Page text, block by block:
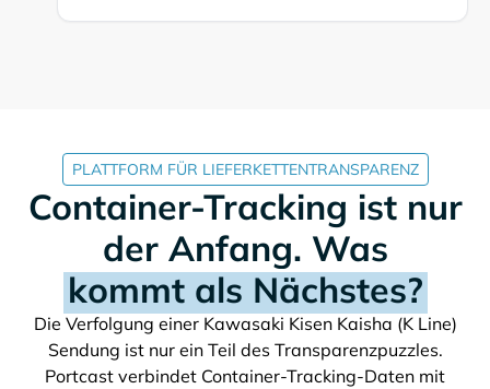
PLATTFORM FÜR LIEFERKETTENTRANSPARENZ
Container-Tracking ist nur
der Anfang. Was
kommt als Nächstes?
Die Verfolgung einer
Sendung ist nur ein Teil des Transparenzpuzzles.
Portcast verbindet Container-Tracking-Daten mit